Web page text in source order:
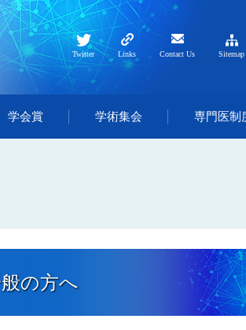
Twitter Links Contact Us Sitemap
学会賞 学術集会 専門医制
の方へ